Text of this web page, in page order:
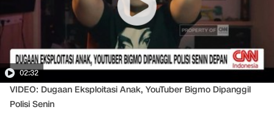
02:32
VIDEO: Dugaan Eksploitasi Anak, YouTuber Bigmo Dipanggil
Polisi Senin